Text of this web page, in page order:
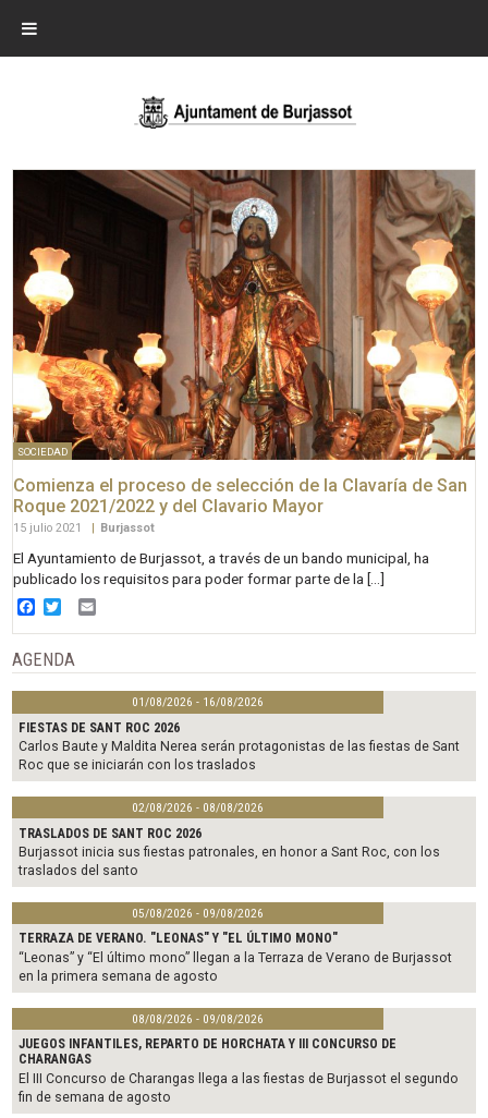
SOCIEDAD
Comienza el proceso de selección de la Clavaría de San
Roque 2021/2022 y del Clavario Mayor
15 julio 2021 Burjassot
El Ayuntamiento de Burjassot, a través de un bando municipal, ha
publicado los requisitos para poder formar parte de la […]
Facebook
Twitter
AGENDA
01/08/2026 - 16/08/2026
FIESTAS DE SANT ROC 2026
Carlos Baute y Maldita Nerea serán protagonistas de las fiestas de Sant
Roc que se iniciarán con los traslados
02/08/2026 - 08/08/2026
TRASLADOS DE SANT ROC 2026
Burjassot inicia sus fiestas patronales, en honor a Sant Roc, con los
traslados del santo
05/08/2026 - 09/08/2026
TERRAZA DE VERANO. "LEONAS" Y "EL ÚLTIMO MONO"
“Leonas” y “El último mono” llegan a la Terraza de Verano de Burjassot
en la primera semana de agosto
08/08/2026 - 09/08/2026
JUEGOS INFANTILES, REPARTO DE HORCHATA Y III CONCURSO DE
CHARANGAS
El III Concurso de Charangas llega a las fiestas de Burjassot el segundo
fin de semana de agosto